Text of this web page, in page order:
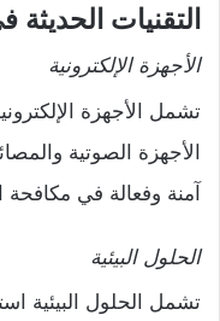
التقنيات
الأجهزة الإلكترونية
تشمل الأجهزة
الأجهزة الصوتية
آمنة وفعالة في
الحلول البيئية
تشمل الحلول البيئية